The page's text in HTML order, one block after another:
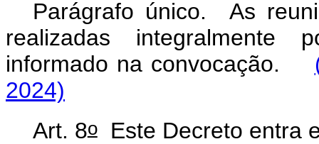
Parágrafo único. As
realizadas integralmente
informado na convocação.
2024)
Art. 8oEste Decreto entra